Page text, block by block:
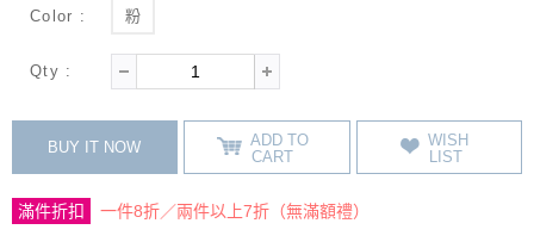
Color : 粉
Qty :
BUY IT NOW
ADD TO
CART
WISH
LIST
滿件折扣 一件8折／兩件以上7折（無滿額禮）